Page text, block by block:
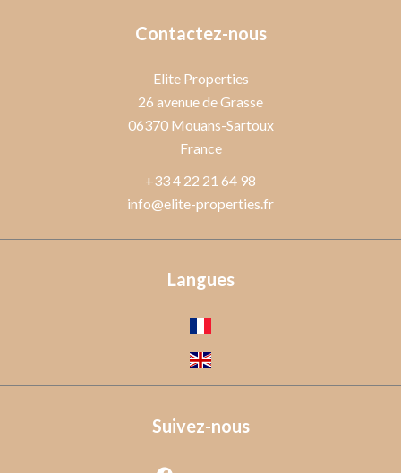
Contactez-nous
Elite Properties
26 avenue de Grasse
06370Mouans-Sartoux
France
+33 4 22 21 64 98
info@elite-properties.fr
Langues
Suivez-nous